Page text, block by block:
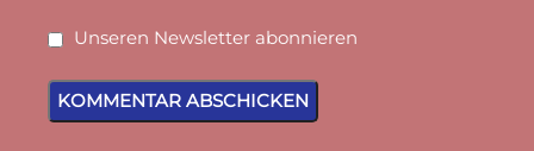
Unseren Newsletter abonnieren